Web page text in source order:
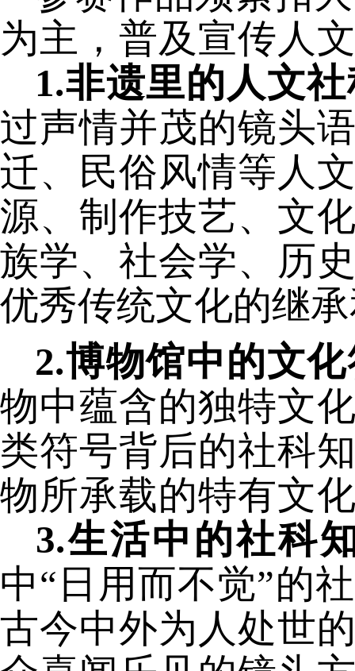
为主，普及宣传人
1.非遗里的人文
过声情并茂的镜头
迁、民俗风情等人
源、制作技艺、文
族学、社会学、历
优秀传统文化的继
2.博物馆中的文
物中蕴含的独特文
类符号背后的社科
物所承载的特有文
3.生活中的社科
中“日用而不觉”的
古今中外为人处世